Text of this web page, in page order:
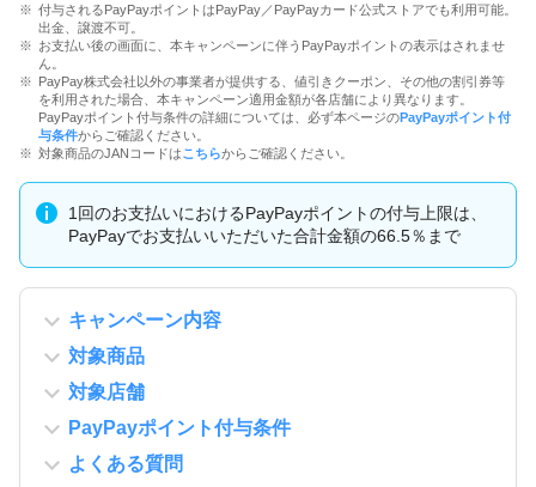
付与されるPayPayポイントはPayPay／PayPayカード公式ストアでも利用可能。
出金、譲渡不可。
お支払い後の画面に、本キャンペーンに伴うPayPayポイントの表示はされませ
ん。
PayPay株式会社以外の事業者が提供する、値引きクーポン、その他の割引券等
を利用された場合、本キャンペーン適用金額が各店舗により異なります。
PayPayポイント付与条件の詳細については、必ず本ページのPayPayポイント付
与条件からご確認ください。
対象商品のJANコードはこちらからご確認ください。
1回のお支払いにおけるPayPayポイントの付与上限は、
PayPayでお支払いいただいた合計金額の66.5％まで
キャンペーン内容
対象商品
対象店舗
PayPayポイント付与条件
よくある質問